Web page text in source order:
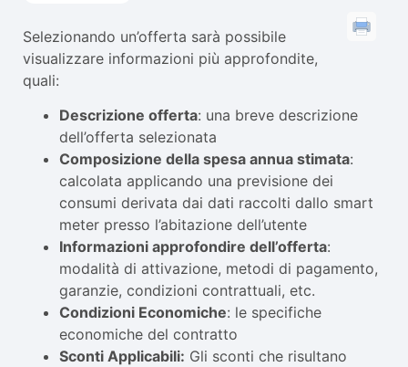
Selezionando un’offerta sarà possibile
visualizzare informazioni più approfondite,
quali:
Descrizione offerta: una breve descrizione
dell’offerta selezionata
Composizione della spesa annua stimata:
calcolata applicando una previsione dei
consumi derivata dai dati raccolti dallo smart
meter presso l’abitazione dell’utente
Informazioni approfondire dell’offerta:
modalità di attivazione, metodi di pagamento,
garanzie, condizioni contrattuali, etc.
Condizioni Economiche: le specifiche
economiche del contratto
Sconti Applicabili: Gli sconti che risultano